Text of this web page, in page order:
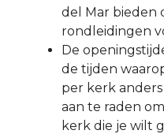
del Mar bieden
rondleidingen
De
de tijden
per kerk
aan te raden
kerk die je wilt